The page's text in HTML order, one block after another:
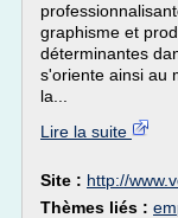
graphisme et
déterminantes
s'oriente ainsi au
la...
Lire la suite
Site : http://
Thèmes liés :